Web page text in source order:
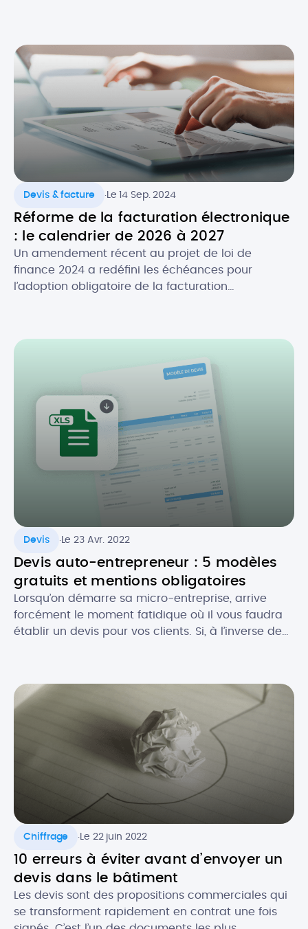
Devis & facture Le 14 Sep. 2024
Réforme de la facturation électronique
: le calendrier de 2026 à 2027
Un amendement récent au projet de loi de
finance 2024 a redéfini les échéances pour
l’adoption obligatoire de la facturation
entreprises en France s’appliquera désormais à
partir du 1er septembre 2026. Quel est […]
Devis .Le 23 Avr. 2022
Devis auto-entrepreneur : 5 modèles
gratuits et mentions obligatoires
Lorsqu’on démarre sa micro-entreprise, arrive
forcément le moment fatidique où il vous faudra
établir un devis pour vos clients. Si, à l’inverse de
pour se couvrir au niveau légal. Comment faire un
devis en tant que micro-entrepreneur ? Que doit-
il contenir au niveau […]
Chiffrage .Le 22 juin 2022
10 erreurs à éviter avant d’envoyer un
devis dans le bâtiment
Les devis sont des propositions commerciales qui
se transforment rapidement en contrat une fois